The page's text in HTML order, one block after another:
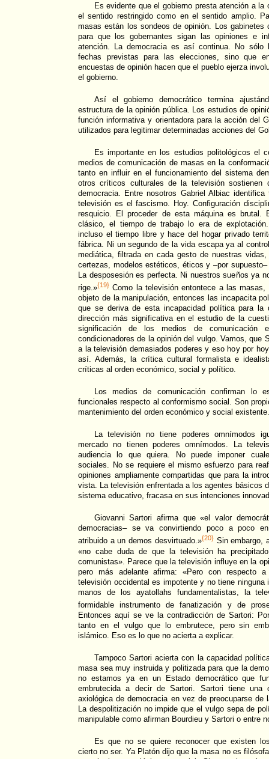
Es evidente que el gobierno presta atención a
el sentido restringido como en el sentido amplio.
masas están los sondeos de opinión. Los gabinetes
para que los gobernantes sigan las opiniones e
atención. La democracia es así continua. No sólo
fechas previstas para las elecciones, sino que
encuestas de opinión hacen que el pueblo ejerza
el gobierno.
Así el gobierno democrático termina
estructura de la opinión pública. Los estudios de
función informativa y orientadora para la acción del
utilizados para legitimar determinadas acciones del
Es importante en los estudios politológicos el
medios de comunicación de masas en la
tanto en influir en el funcionamiento del sistema
otros críticos culturales de la televisión sostienen
democracia. Entre nosotros Gabriel Albiac
televisión es el fascismo. Hoy. Configuración
resquicio. El proceder de esta máquina es brutal.
clásico, el tiempo de trabajo lo era de
incluso el tiempo libre y hace del hogar privado
fábrica. Ni un segundo de la vida escapa ya al
mediática, filtrada en cada gesto de nuestras vidas,
certezas, modelos estéticos, éticos y –por
La desposesión es perfecta. Ni nuestros sueños ya
rige.»{19} Como la televisión entontece a las
objeto de la manipulación, entonces las incapacita
que se deriva de esta incapacidad política para la
dirección más significativa en el estudio de la
significación de los medios de
condicionadores de la opinión del vulgo. Vamos, que
a la televisión demasiados poderes y eso hoy por
así. Además, la crítica cultural formalista e
críticas al orden económico, social y político.
Los medios de comunicación confirman lo
funcionales respecto al conformismo social. Son
mantenimiento del orden económico y social existente.
La televisión no tiene poderes omnímodos
mercado no tienen poderes omnímodos. La
audiencia lo que quiera. No puede imponer
sociales. No se requiere el mismo esfuerzo para
opiniones ampliamente compartidas que para la
vista. La televisión enfrentada a los agentes básicos
sistema educativo, fracasa en sus intenciones
Giovanni Sartori afirma que «el valor
democracias– se va convirtiendo poco a poco
atribuido a un demos desvirtuado.»{20}Sin embargo,
«no cabe duda de que la televisión ha
comunistas». Parece que la televisión influye en la
pero más adelante afirma: «Pero con respecto
televisión occidental es impotente y no tiene ninguna
manos de los ayatollahs fundamentalistas, la
formidable instrumento de fanatización y de
Entonces aquí se ve la contradicción de Sartori:
tanto en el vulgo que lo embrutece, pero sin
islámico. Eso es lo que no acierta a explicar.
Tampoco Sartori acierta con la capacidad
masa sea muy instruida y politizada para que la
no estamos ya en un Estado democrático que
embrutecida a decir de Sartori. Sartori tiene una
axiológica de democracia en vez de preocuparse
La despolitización no impide que el vulgo sepa de
manipulable como afirman Bourdieu y Sartori o entre
Es que no se quiere reconocer que existen
cierto no ser. Ya Platón dijo que la masa no es